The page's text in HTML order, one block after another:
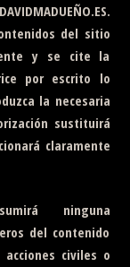
.
del sitio
y se cite la
por escrito lo
la necesaria
sustituirá
claramente
ninguna
del contenido
civiles o